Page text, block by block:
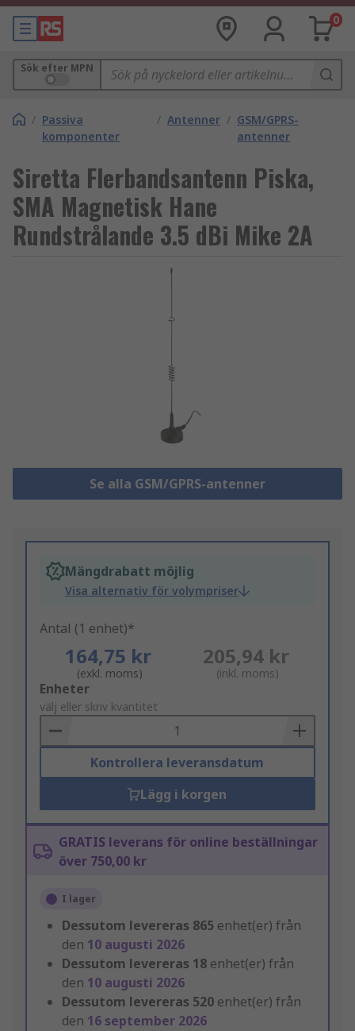
0
Sök efter MPN
/ Passiva
komponenter
/ Antenner / GSM/GPRS-
antenner
Siretta Flerbandsantenn Piska,
SMA Magnetisk Hane
Rundstrålande 3.5 dBi Mike 2A
Se alla GSM/GPRS-antenner
Mängdrabatt möjlig
Visa alternativ för volympriser
Antal (1 enhet)*
164,75 kr
(exkl. moms)
205,94 kr
(inkl. moms)
Add
to
Basket
Enheter
välj eller skriv kvantitet
Kontrollera leveransdatum
Lägg i korgen
GRATIS leverans för online beställningar
över 750,00 kr
I lager
Dessutom levereras 865 enhet(er) från
den 10 augusti 2026
Dessutom levereras 18 enhet(er) från
den 10 augusti 2026
Dessutom levereras 520 enhet(er) från
den 16 september 2026